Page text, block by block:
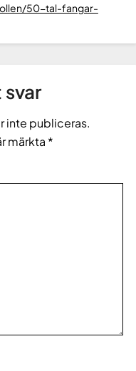
50-tal-fangar-
inte publiceras.
märkta *